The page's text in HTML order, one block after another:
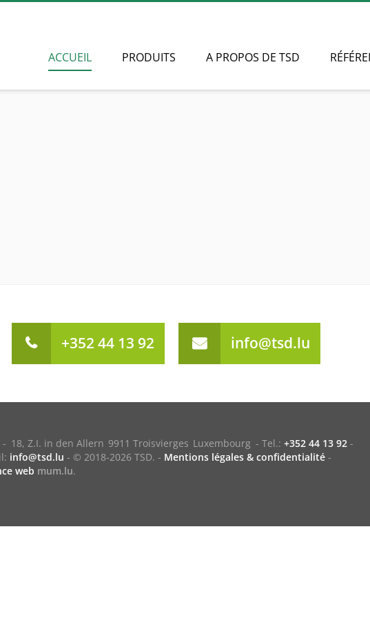
ACCUEIL PRODUITS A PROPOS DE TSD
+352 44 13 92 info@tsd.lu
- 18, Z.I. in den Allern 9911 Troisvierges Luxembourg - Tel.: +352 44 13 92-
info@tsd.lu - © 2018-2026 TSD. - Mentions légales & confidentialité-
web mum.lu.